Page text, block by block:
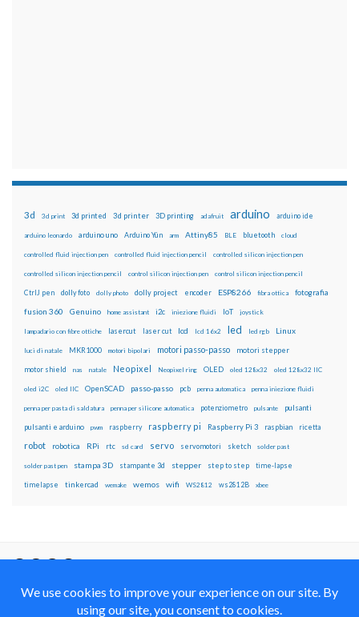
3d 3d print 3d printed 3d printer 3D printing adafruit arduino arduino ide
arduino leonardo arduino uno Arduino Yún arm Attiny85 BLE bluetooth cloud
controlled fluid injection pen controlled fluid injection pencil controlled silicon injection pen
controlled silicon injection pencil control silicon injection pen control silicon injection pencil
CtrlJ pen dolly foto dolly photo dolly project encoder ESP8266 fibra ottica fotografia
fusion 360 Genuino home assistant i2c iniezione fluidi IoT joystick
lampadario con fibre ottiche lasercut laser cut lcd lcd 16x2 led led rgb Linux
luci di natale MKR1000 motori bipolari motori passo-passo motori stepper
motor shield nas natale Neopixel Neopixel ring OLED oled 128x32 oled 128x32 IIC
oled i2C oled IIC OpenSCAD passo-passo pcb penna automatica penna iniezione fluidi
penna per pasta di saldatura penna per silicone automatica potenziometro pulsante pulsanti
pulsanti e arduino pwm raspberry raspberry pi Raspberry Pi 3 raspbian ricetta
robot robotica RPi rtc sd card servo servomotori sketch solder past
solder past pen stampa 3D stampante 3d stepper step to step time-lapse
timelapse tinkercad wemake wemos wifi WS2812 ws2812B xbee
con Licenza
Creative Commons Attribution Non commercial Share
Alike 4.0 International